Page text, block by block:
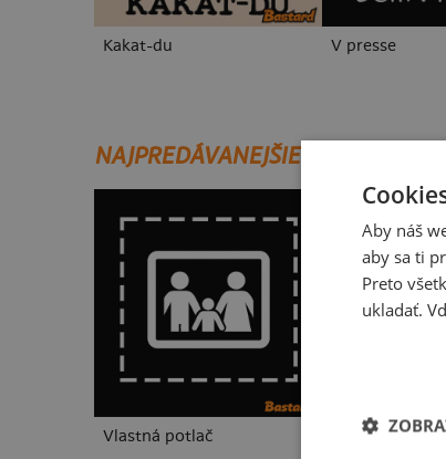
Kakat-du V presse
NAJPREDÁVANEJŠIE POTLAČE
Vlastná potlač Kakat-du
Aby náš
aby sa ti
Preto
ukladať.